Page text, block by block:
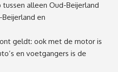
tussen alleen Oud-Beijerland
en
geldt: ook met de motor is
en voetgangers is de